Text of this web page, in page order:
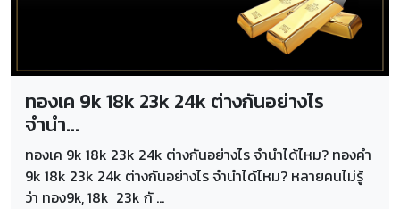
ทองเค 9k 18k 23k 24k ต่างกันอย่างไร
จำนำ...
ทองเค 9k 18k 23k 24k ต่างกันอย่างไร จำนำได้ไหม? ทองคำ
9k 18k 23k 24k ต่างกันอย่างไร จำนำได้ไหม? หลายคนไม่รู้
ว่า ทอง9k, 18k 23k กั ...